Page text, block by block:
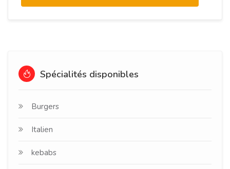
Spécialités disponibles
Burgers
Italien
kebabs